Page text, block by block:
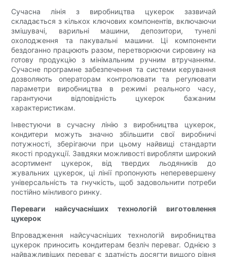
Сучасна лінія з виробництва цукерок зазвичай
складається з кількох ключових компонентів, включаючи
змішувачі, варильні машини, депозитори, тунелі
охолодження та пакувальні машини. Ці компоненти
бездоганно працюють разом, перетворюючи сировину на
готову продукцію з мінімальним ручним втручанням.
Сучасне програмне забезпечення та системи керування
дозволяють операторам контролювати та регулювати
параметри виробництва в режимі реального часу,
гарантуючи відповідність цукерок бажаним
характеристикам.
Інвестуючи в сучасну лінію з виробництва цукерок,
кондитери можуть значно збільшити свої виробничі
потужності, зберігаючи при цьому найвищі стандарти
якості продукції. Завдяки можливості виробляти широкий
асортимент цукерок, від твердих льодяників до
жувальних цукерок, ці лінії пропонують неперевершену
універсальність та гнучкість, щоб задовольнити потреби
постійно мінливого ринку.
Переваги найсучасніших технологій виготовлення
цукерок
Впровадження найсучасніших технологій виробництва
цукерок приносить кондитерам безліч переваг. Однією з
найважливіших переваг є здатність досягти вищого рівня